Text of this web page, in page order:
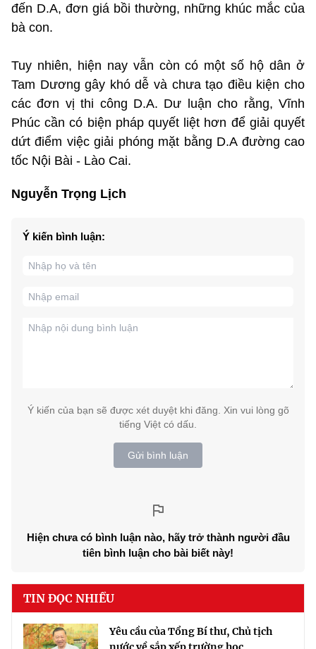
đến D.A, đơn giá bồi thường, những khúc mắc của
bà con.
Tuy nhiên, hiện nay vẫn còn có một số hộ dân ở
Tam Dương gây khó dễ và chưa tạo điều kiện cho
các đơn vị thi công D.A. Dư luận cho rằng, Vĩnh
Phúc cần có biện pháp quyết liệt hơn để giải quyết
dứt điểm việc giải phóng mặt bằng D.A đường cao
tốc Nội Bài - Lào Cai.
Nguyễn Trọng Lịch
Ý kiến bình luận:
Ý kiến của bạn sẽ được xét duyệt khi đăng. Xin vui lòng gõ
tiếng Việt có dấu.
Gửi bình luận
Hiện chưa có bình luận nào, hãy trở thành người đầu
tiên bình luận cho bài biết này!
TIN ĐỌC NHIỀU
Yêu cầu của Tổng Bí thư, Chủ tịch